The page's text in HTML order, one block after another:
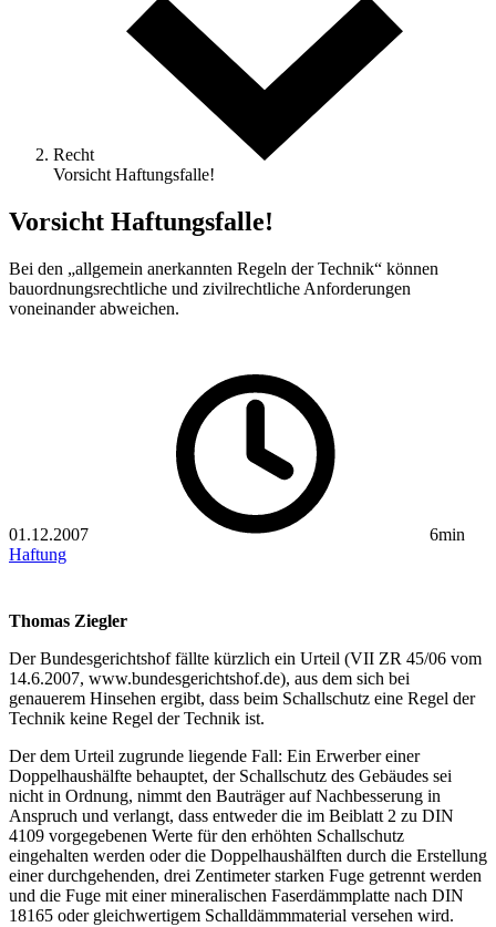
Recht
Vorsicht Haftungsfalle!
Vorsicht Haftungsfalle!
Bei den „allgemein anerkannten Regeln der Technik“ können
bauordnungs­rechtliche und zivilrechtliche Anforderungen
voneinander abweichen.
01.12.2007
6min
Haftung
Thomas Ziegler
Der Bundesgerichtshof fällte kürzlich ein Urteil (VII ZR 45/06 vom
14.6.2007, www.bundesgerichtshof.de), aus dem sich bei
genauerem Hinsehen ergibt, dass beim Schallschutz eine Regel der
Technik keine Regel der Technik ist.
Der dem Urteil zugrunde liegende Fall: Ein Erwerber einer
Doppelhaushälfte behauptet, der Schallschutz des Gebäudes sei
nicht in Ordnung, nimmt den Bauträger auf Nachbesserung in
Anspruch und verlangt, dass entweder die im Beiblatt 2 zu DIN
4109 vorgegebenen Werte für den erhöhten Schallschutz
eingehalten werden oder die Doppelhaushälften durch die Erstellung
einer durchgehenden, drei Zentimeter starken Fuge getrennt werden
und die Fuge mit einer mineralischen Faserdämmplatte nach DIN
18165 oder gleichwertigem Schalldämmmaterial versehen wird.